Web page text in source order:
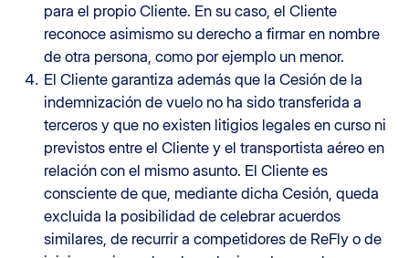
para el propio Cliente. En su caso, el Cliente
reconoce asimismo su derecho a firmar en nombre
de otra persona, como por ejemplo un menor.
El Cliente garantiza además que la Cesión de la
indemnización de vuelo no ha sido transferida a
terceros y que no existen litigios legales en curso ni
previstos entre el Cliente y el transportista aéreo en
relación con el mismo asunto. El Cliente es
consciente de que, mediante dicha Cesión, queda
excluida la posibilidad de celebrar acuerdos
similares, de recurrir a competidores de ReFly o de